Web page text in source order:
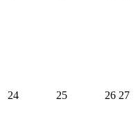
24 25 26 27